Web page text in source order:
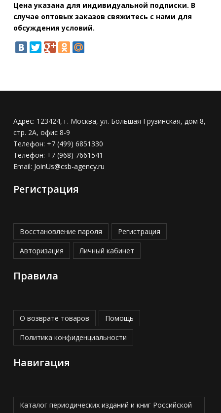
Цена указана для индивидуальной подписки. В
случае оптовых заказов свяжитесь с нами для
обсуждения условий.
Адрес: 123424, г. Москва, ул. Большая Грузинская, дом 8,
стр. 2А, офис 8-9
Телефон: +7 (499) 6851330
Телефон: +7 (968) 7661541
Email: JoinUs@csb-agency.ru
Регистрация
Восстановление пароля Регистрация
Авторизация Личный кабинет
Правила
О возврате товаров Помощь
Политика конфиденциальности
Навигация
Каталог периодических изданий и книг Российской